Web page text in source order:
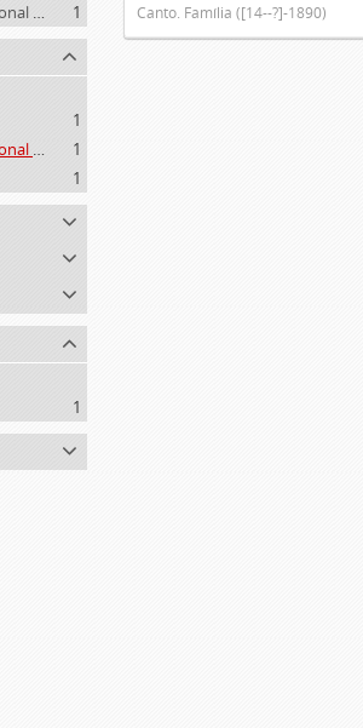
Biblioteca Pública e Arquivo Regional de Ponta Delgada
1
1
Biblioteca Pública e Arquivo Regional de Ponta Delgada (1841- )
1
1
1
Canto. Família ([14--?]-1890)